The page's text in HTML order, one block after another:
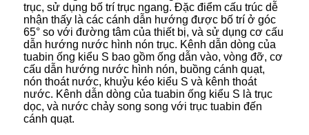
trục, sử dụng bố trí trục ngang. Đặc điểm cấu trúc dễ
nhận thấy là các cánh dẫn hướng được bố trí ở góc
65° so với đường tâm của thiết bị, và sử dụng cơ cấu
dẫn hướng nước hình nón trục. Kênh dẫn dòng của
tuabin ống kiểu S bao gồm ống dẫn vào, vòng đỡ, cơ
cấu dẫn hướng nước hình nón, buồng cánh quạt,
nón thoát nước, khuỷu kéo kiểu S và kênh thoát
nước. Kênh dẫn dòng của tuabin ống kiểu S là trục
dọc, và nước chảy song song với trục tuabin đến
cánh quạt.